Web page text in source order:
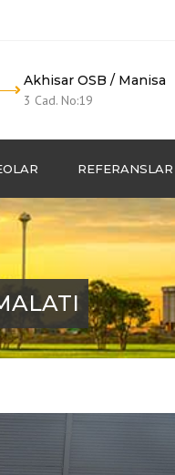
Akhisar OSB / Manisa
3 Cad. No:19
REFERANSLAR